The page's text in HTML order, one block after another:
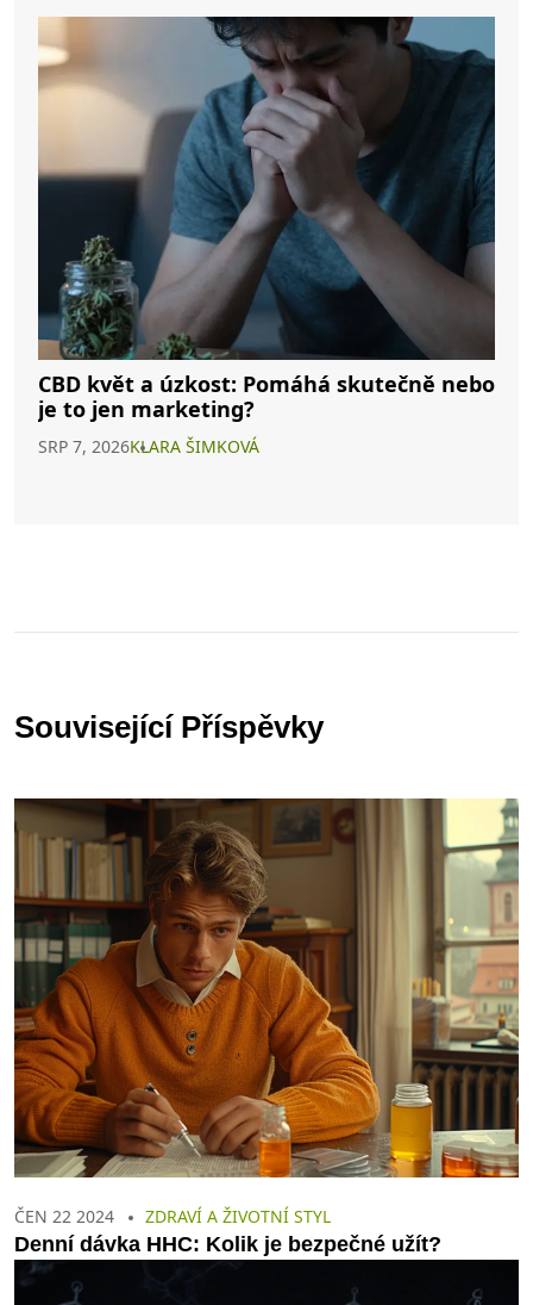
CBD květ a úzkost: Pomáhá skutečně nebo
je to jen marketing?
SRP 7, 2026KLARA ŠIMKOVÁ
Související Příspěvky
ČEN 22 2024 ZDRAVÍ A ŽIVOTNÍ STYL
Denní dávka HHC: Kolik je bezpečné užít?